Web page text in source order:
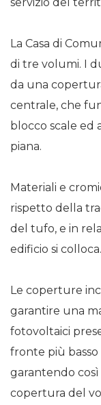
La Casa di
di tre volumi. I
da una
centrale, che
blocco scale ed
piana.
Materiali e
rispetto della
del tufo, e in
edificio si colloca.
Le coperture
garantire una
fotovoltaici
fronte più
garantendo
copertura del